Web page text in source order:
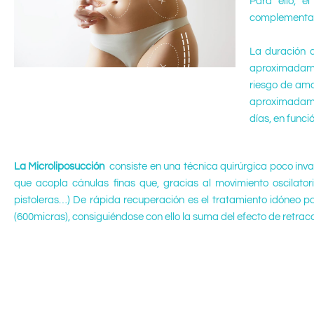
La duración
riesgo de
días, en
La Microliposucciónconsiste en una técnica quirúrgica poco
que acopla cánulas finas que, gracias al movimiento
pistoleras…) De rápida recuperación es el tratamiento idóneo
(600micras), consiguiéndose con ello la suma del efecto de